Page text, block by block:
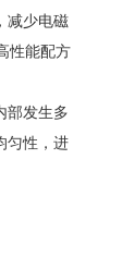
减少电磁
性能配方
部发生多
匀性，进